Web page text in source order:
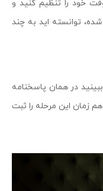
خود را تنظیم کنید و
دقیقه سپری شده، توانسته اید به چند
در همان پاسخنامه
زمان این مرحله را ثبت